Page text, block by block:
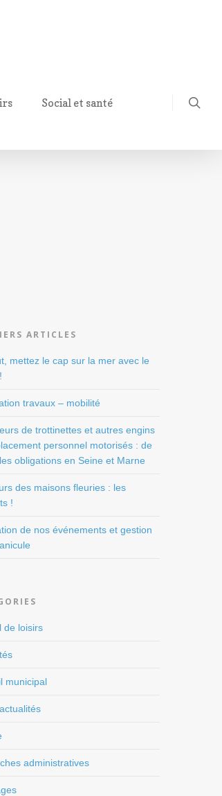
Social et santé
ARTICLES
mettez le cap sur la mer avec le
travaux – mobilité
de trottinettes et autres engins
personnel motorisés : de
obligations en Seine et Marne
des maisons fleuries : les
!
de nos événements et gestion
de loisirs
municipal
administratives